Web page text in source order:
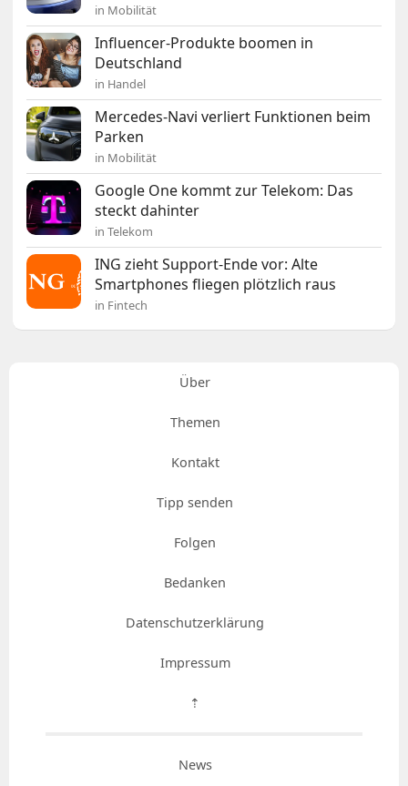
in Mobilität
Influencer-Produkte boomen in
Deutschland
in Handel
Mercedes-Navi verliert Funktionen beim
Parken
in Mobilität
Google One kommt zur Telekom: Das
steckt dahinter
in Telekom
ING zieht Support-Ende vor: Alte
Smartphones fliegen plötzlich raus
in Fintech
Über
Themen
Kontakt
Tipp senden
Folgen
Bedanken
Datenschutzerklärung
Impressum
⇡
News